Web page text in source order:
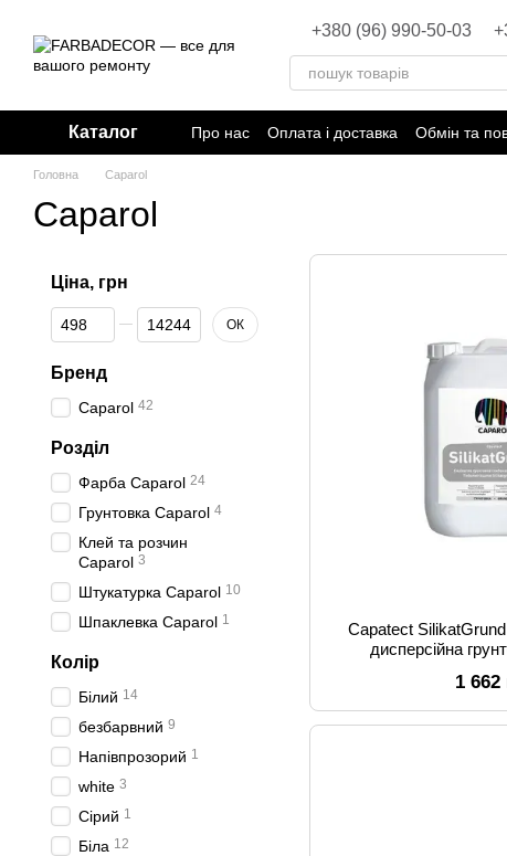
+380 (96) 990-50-03
Каталог Про нас Оплата і доставка Обмін та
Головна Caparol
Caparol
Capatect
дисперсійна
1 662
Ціна, грн
Від Ціна, грн
До Ціна, грн ОК
Бренд
Caparol 42
Розділ
Фарба Caparol 24
Грунтовка Caparol 4
Клей та розчин
Caparol 3
Штукатурка Caparol 10
Шпаклевка Caparol 1
Колір
Білий 14
безбарвний 9
Напівпрозорий 1
white 3
Сірий 1
Біла 12